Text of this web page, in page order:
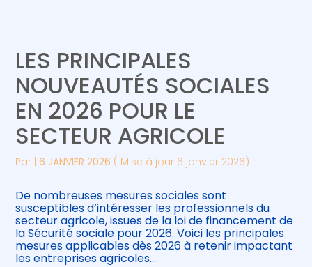
Gérer votre quotidien
Piloter votre entreprise
Développer votre entreprise
Être prêt pour la facturation
électronique
Suivre votre comptabilité
Gérer vos ressources humaines
LES PRINCIPALES
NOUVEAUTÉS SOCIALES
EN 2026 POUR LE
SECTEUR AGRICOLE
Par |6 JANVIER 2026 ( Mise à jour 6 janvier 2026)
De nombreuses mesures sociales sont
susceptibles d’intéresser les professionnels du
secteur agricole, issues de la loi de financement de
la Sécurité sociale pour 2026. Voici les principales
mesures applicables dès 2026 à retenir impactant
les entreprises agricoles…